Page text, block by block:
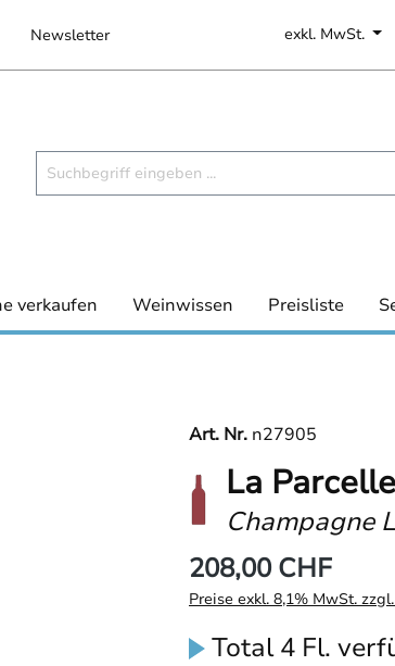
Newsletter exkl. MwSt.
verkaufen Weinwissen Preisliste
Art. Nr. n27905
La
Champagne
208,00 CHF
Preise exkl. 8,1% MwSt.
Total 4 Fl.